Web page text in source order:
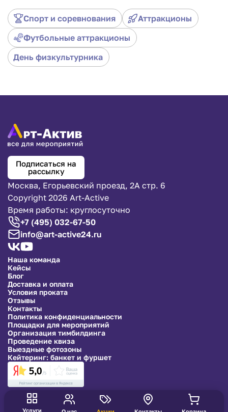
Услуги
Спорт и соревнования
Аттракционы
Футбольные аттракционы
День физкультурника
Подписаться на
рассылку
Москва, Егорьевский проезд, 2А стр. 6
Copyright 2026 Art-Active
Время работы: круглосуточно
+7 (495) 032-67-50
info@art-active24.ru
Наша команда
Кейсы
Блог
Доставка и оплата
Условия проката
Отзывы
Контакты
Политика конфиденциальности
Площадки для мероприятий
Организация тимбилдинга
Проведение квиза
Выездные фотозоны
Кейтеринг: банкет и фуршет